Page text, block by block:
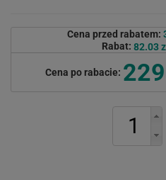
Cena przed rabatem:
Rabat: 82.03
Cena po rabacie: